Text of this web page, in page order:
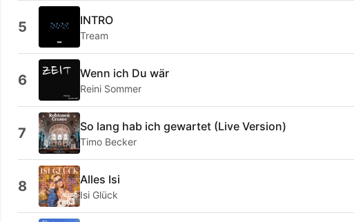
5 INTRO
Tream
6 Wenn ich Du wär
Reini Sommer
7 So lang hab ich gewartet (Live Version)
Timo Becker
8 Alles Isi
Isi Glück